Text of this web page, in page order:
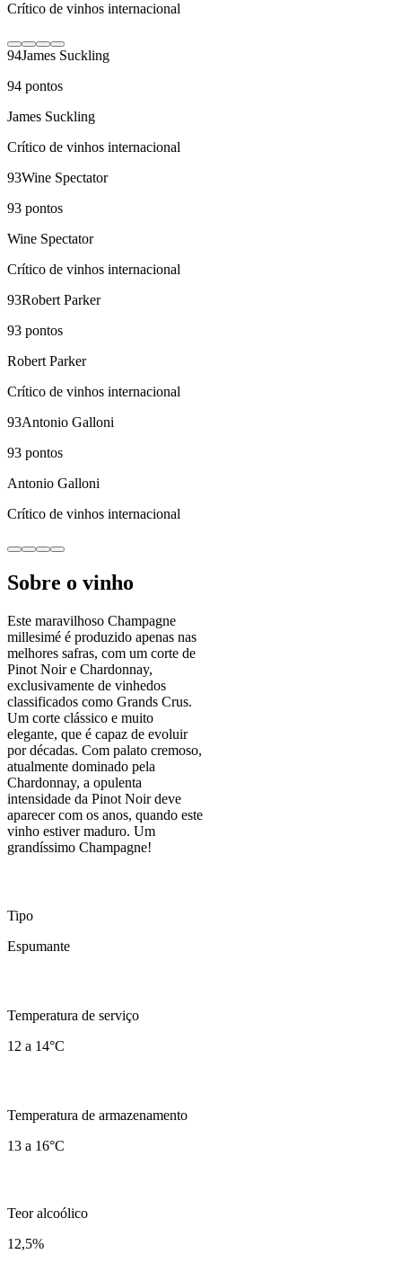
Crítico de vinhos internacional
94James Suckling
94 pontos
James Suckling
Crítico de vinhos internacional
93Wine Spectator
93 pontos
Wine Spectator
Crítico de vinhos internacional
93Robert Parker
93 pontos
Robert Parker
Crítico de vinhos internacional
93Antonio Galloni
93 pontos
Antonio Galloni
Crítico de vinhos internacional
Sobre o vinho
Este maravilhoso Champagne
millesimé é produzido apenas nas
melhores safras, com um corte de
Pinot Noir e Chardonnay,
exclusivamente de vinhedos
classificados como Grands Crus.
Um corte clássico e muito
elegante, que é capaz de evoluir
por décadas. Com palato cremoso,
atualmente dominado pela
Chardonnay, a opulenta
intensidade da Pinot Noir deve
aparecer com os anos, quando este
vinho estiver maduro. Um
grandíssimo Champagne!
Tipo
Espumante
Temperatura de serviço
12 a 14°C
Temperatura de armazenamento
13 a 16°C
Teor alcoólico
12,5%